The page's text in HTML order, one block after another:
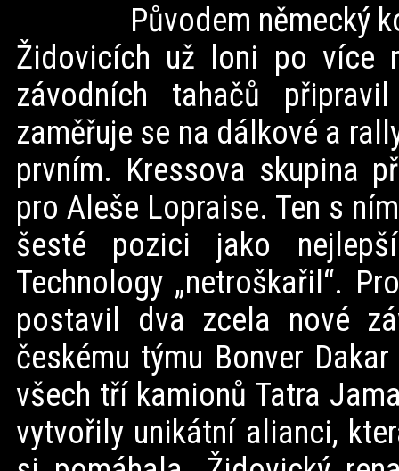
Původem německý
Židovicích už loni po více
závodních tahačů
zaměřuje se na dálkové a
prvním. Kressova skupina
pro Aleše Lopraise. Ten s
šesté pozici jako
Technology „netroškařil“.
postavil dva zcela nové
českému týmu Bonver
všech tří kamionů Tatra
vytvořily unikátní alianci,